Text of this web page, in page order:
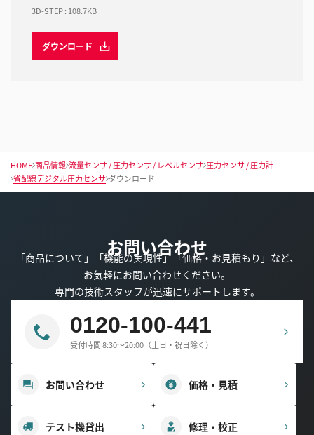
3D-STEP: 108.7KB
ダウンロード
HOME 商品情報 流量センサ / 圧力センサ / レベルセンサ 圧力センサ / 圧力計
省配線デジタル圧力センサ ダウンロード
お問い合わせ
「商品について」「機能の実現性」「価格・お見積もり」など、
お気軽にお問い合わせください。
専門の技術スタッフが迅速にサポートします。
0120-100-441
受付時間 8:30～20:00（土日・祝日除く）
お問い合わせ 価格・見積
テスト機貸出 修理・校正